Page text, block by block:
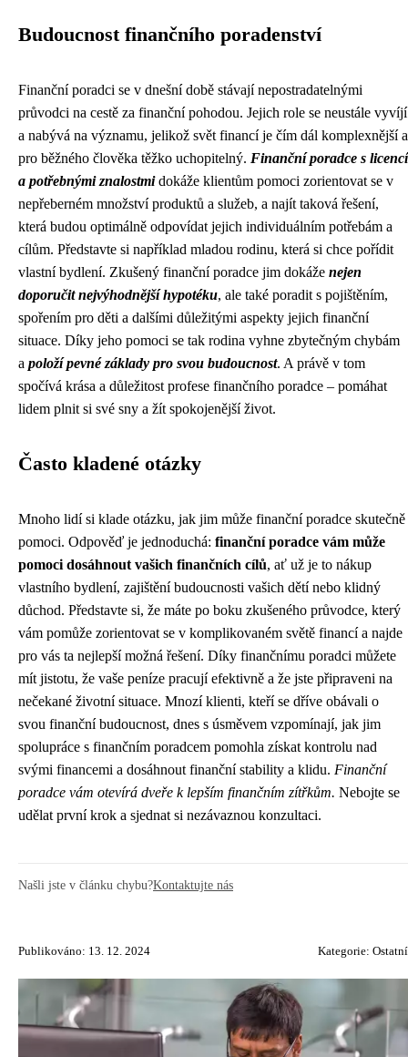
Budoucnost finančního poradenství
Finanční poradci se v dnešní době stávají nepostradatelnými
průvodci na cestě za finanční pohodou. Jejich role se neustále vyvíjí
a nabývá na významu, jelikož svět financí je čím dál komplexnější a
pro běžného člověka těžko uchopitelný. Finanční poradce s licencí
a potřebnými znalostmidokáže klientům pomoci zorientovat se v
nepřeberném množství produktů a služeb, a najít taková řešení,
která budou optimálně odpovídat jejich individuálním potřebám a
cílům. Představte si například mladou rodinu, která si chce pořídit
vlastní bydlení. Zkušený finanční poradce jim dokáže nejen
doporučit nejvýhodnější hypotéku, ale také poradit s pojištěním,
spořením pro děti a dalšími důležitými aspekty jejich finanční
situace. Díky jeho pomoci se tak rodina vyhne zbytečným chybám
a položí pevné základy pro svou budoucnost. A právě v tom
spočívá krása a důležitost profese finančního poradce – pomáhat
lidem plnit si své sny a žít spokojenější život.
Často kladené otázky
Mnoho lidí si klade otázku, jak jim může finanční poradce skutečně
pomoci. Odpověď je jednoduchá: finanční poradce vám může
pomoci dosáhnout vašich finančních cílů, ať už je to nákup
vlastního bydlení, zajištění budoucnosti vašich dětí nebo klidný
důchod. Představte si, že máte po boku zkušeného průvodce, který
vám pomůže zorientovat se v komplikovaném světě financí a najde
pro vás ta nejlepší možná řešení. Díky finančnímu poradci můžete
mít jistotu, že vaše peníze pracují efektivně a že jste připraveni na
nečekané životní situace. Mnozí klienti, kteří se dříve obávali o
svou finanční budoucnost, dnes s úsměvem vzpomínají, jak jim
spolupráce s finančním poradcem pomohla získat kontrolu nad
svými financemi a dosáhnout finanční stability a klidu. Finanční
poradce vám otevírá dveře k lepším finančním zítřkům. Nebojte se
udělat první krok a sjednat si nezávaznou konzultaci.
Našli jste v článku chybu?Kontaktujte nás
Publikováno: 13. 12. 2024 Kategorie: Ostatní